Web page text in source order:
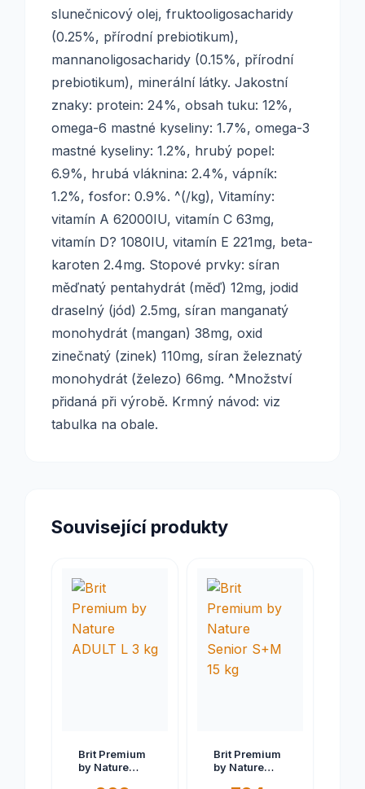
slunečnicový olej, fruktooligosacharidy
(0.25%, přírodní prebiotikum),
mannanoligosacharidy (0.15%, přírodní
prebiotikum), minerální látky. Jakostní
znaky: protein: 24%, obsah tuku: 12%,
omega-6 mastné kyseliny: 1.7%, omega-3
mastné kyseliny: 1.2%, hrubý popel:
6.9%, hrubá vláknina: 2.4%, vápník:
1.2%, fosfor: 0.9%. ^(/kg), Vitamíny:
vitamín A 62000IU, vitamín C 63mg,
vitamín D? 1080IU, vitamín E 221mg, beta-
karoten 2.4mg. Stopové prvky: síran
měďnatý pentahydrát (měď) 12mg, jodid
draselný (jód) 2.5mg, síran manganatý
monohydrát (mangan) 38mg, oxid
zinečnatý (zinek) 110mg, síran železnatý
monohydrát (železo) 66mg. ^Množství
přidaná při výrobě. Krmný návod: viz
tabulka na obale.
Související produkty
Brit Premium
by Nature
Brit Premium
by Nature